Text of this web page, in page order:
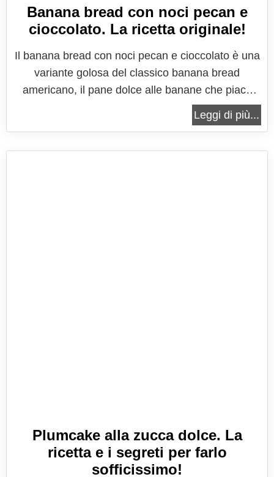
Banana bread con noci pecan e
cioccolato. La ricetta originale!
Il banana bread con noci pecan e cioccolato è una
variante golosa del classico banana bread
americano, il pane dolce alle banane che piace
sempre a tutti, per la merenda o la colazione. Un
pane dalla consistenza morbida e umida, che
Leggi di più...
Plumcake alla zucca dolce. La
ricetta e i segreti per farlo
sofficissimo!